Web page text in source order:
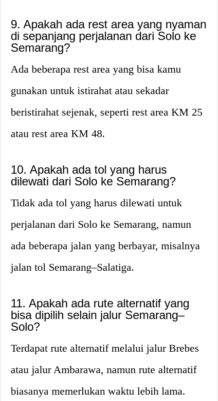
9. Apakah ada rest area yang nyaman
di sepanjang perjalanan dari Solo ke
Semarang?
Ada beberapa rest area yang bisa kamu
gunakan untuk istirahat atau sekadar
beristirahat sejenak, seperti rest area KM 25
atau rest area KM 48.
10. Apakah ada tol yang harus
dilewati dari Solo ke Semarang?
Tidak ada tol yang harus dilewati untuk
perjalanan dari Solo ke Semarang, namun
ada beberapa jalan yang berbayar, misalnya
jalan tol Semarang–Salatiga.
11. Apakah ada rute alternatif yang
bisa dipilih selain jalur Semarang–
Solo?
Terdapat rute alternatif melalui jalur Brebes
atau jalur Ambarawa, namun rute alternatif
biasanya memerlukan waktu lebih lama.